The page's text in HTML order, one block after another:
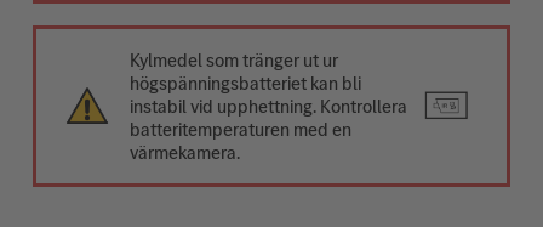
Kylmedel som tränger ut ur
högspänningsbatteriet kan bli
instabil vid upphettning. Kontrollera
batteritemperaturen med en
värmekamera.